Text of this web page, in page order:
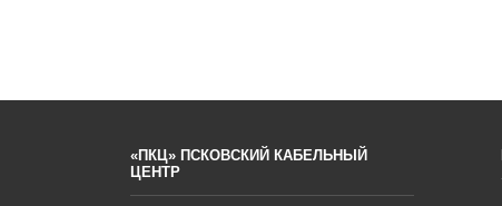
«ПКЦ» ПСКОВСКИЙ КАБЕЛЬНЫЙ
ЦЕНТР